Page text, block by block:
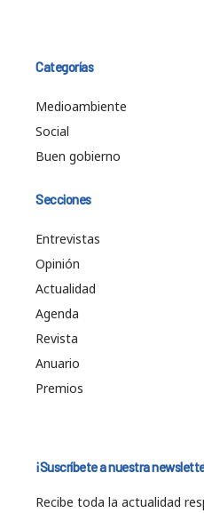
Categorías
Medioambiente
Social
Buen gobierno
Secciones
Entrevistas
Opinión
Actualidad
Agenda
Revista
Anuario
Premios
¡Suscríbete a nuestra
Recibe toda la actualidad